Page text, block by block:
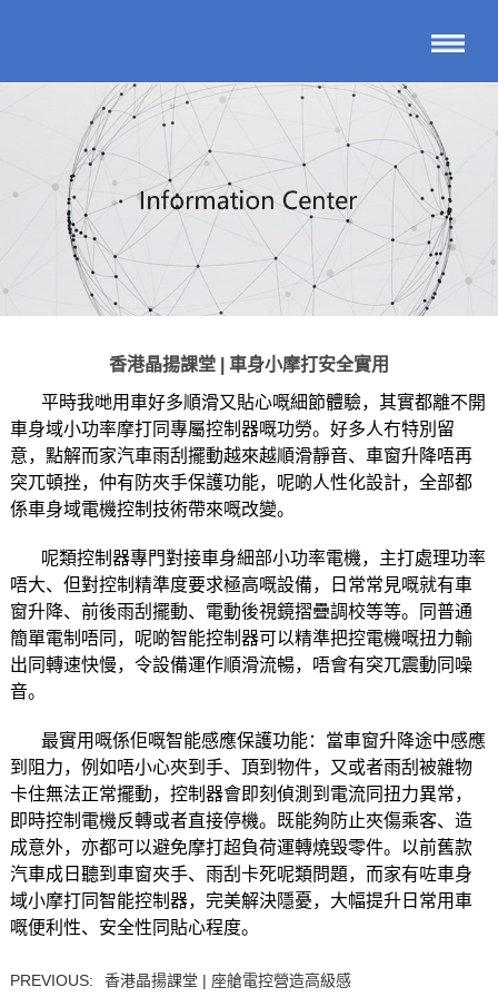
香港晶揚課堂 | 車身小摩打安全實用
平時我哋用車好多順滑又貼心嘅細節體驗，其實都離不開
車身域小功率摩打同專屬控制器嘅功勞。好多人冇特別留
意，點解而家汽車雨刮擺動越來越順滑靜音、車窗升降唔再
突兀頓挫，仲有防夾手保護功能，呢啲人性化設計，全部都
係車身域電機控制技術帶來嘅改變。
呢類控制器專門對接車身細部小功率電機，主打處理功率
唔大、但對控制精準度要求極高嘅設備，日常常見嘅就有車
窗升降、前後雨刮擺動、電動後視鏡摺疊調校等等。同普通
簡單電制唔同，呢啲智能控制器可以精準把控電機嘅扭力輸
出同轉速快慢，令設備運作順滑流暢，唔會有突兀震動同噪
音。
最實用嘅係佢嘅智能感應保護功能：當車窗升降途中感應
到阻力，例如唔小心夾到手、頂到物件，又或者雨刮被雜物
卡住無法正常擺動，控制器會即刻偵測到電流同扭力異常，
即時控制電機反轉或者直接停機。既能夠防止夾傷乘客、造
成意外，亦都可以避免摩打超負荷運轉燒毀零件。以前舊款
汽車成日聽到車窗夾手、雨刮卡死呢類問題，而家有咗車身
域小摩打同智能控制器，完美解決隱憂，大幅提升日常用車
嘅便利性、安全性同貼心程度。
PREVIOUS: 香港晶揚課堂 | 座艙電控營造高級感